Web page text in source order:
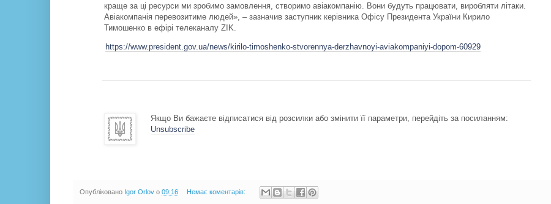
краще за ці ресурси ми зробимо замовлення, створимо авіакомпанію. Вони будуть працювати, виробляти літаки.
Авіакомпанія перевозитиме людей», – зазначив заступник керівника Офісу Президента України Кирило
Тимошенко в ефірі телеканалу ZIK.
https://www.president.gov.ua/news/kirilo-timoshenko-stvorennya-derzhavnoyi-aviakompaniyi-dopom-60929
Якщо Ви бажаєте відписатися від розсилки або змінити її параметри, перейдіть за посиланням:
Unsubscribe
Опубліковано Igor Orlov о 09:16 Немає коментарів: